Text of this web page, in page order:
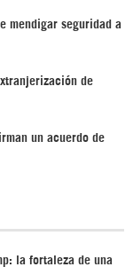
mendigar seguridad a
de
un acuerdo de
la fortaleza de una